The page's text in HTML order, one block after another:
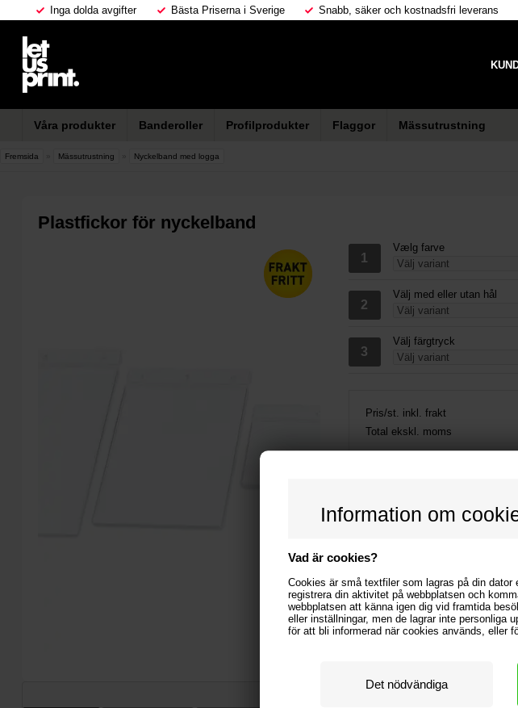
Information om
Vad är cookies?
Cookies är små textfiler som lagras på din
registrera din aktivitet på webbplatsen och
webbplatsen att känna igen dig vid framtida
eller inställningar, men de lagrar inte personliga
för att bli informerad när cookies används, eller
Inga dolda avgifter Bästa Priserna i Sverige Snabb, säker och kostnadsfri leverans
Våra produkter Banderoller Profilprodukter Flaggor Mässutrustning
Fremsida Mässutrustning Nyckelband med logga
Plastfickor för nyckelband
Vælg farve
Välj med eller utan hål
Välj färgtryck
Pris/st. inkl. frakt
Total ekskl. moms
100stk.